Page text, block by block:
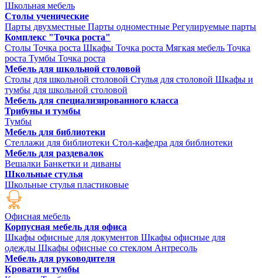
Школьная мебель
Столы ученические
Парты двухместные Парты одноместные Регулируемые парты
Комплекс "Точка роста"
Столы Точка роста Шкафы Точка роста Мягкая мебель Точка
роста Тумбы Точка роста
Мебель для школьной столовой
Столы для школьной столовой Стулья для столовой Шкафы и
тумбы для школьной столовой
Мебель для специализированного класса
Трибуны и тумбы
Тумбы
Мебель для библиотеки
Стеллажи для библиотеки Стол-кафедра для библиотеки
Мебель для раздевалок
Вешалки Банкетки и диваны
Школьные стулья
Школьные стулья пластиковые
Офисная мебель
Корпусная мебель для офиса
Шкафы офисные для документов Шкафы офисные для
одежды Шкафы офисные со стеклом Антресоль
Мебель для руководителя
Кровати и тумбы